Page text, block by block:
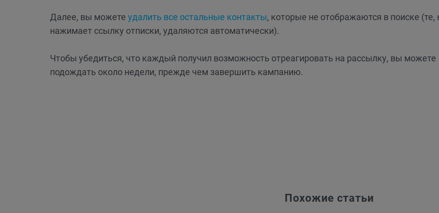
Далее, вы можете удалить все остальные контакты, которые не отображаются в поиске (те,
нажимает ссылку отписки, удаляются автоматически).
Чтобы убедиться, что каждый получил возможность отреагировать на рассылку, вы можете
подождать около недели, прежде чем завершить кампанию.
Похожие статьи